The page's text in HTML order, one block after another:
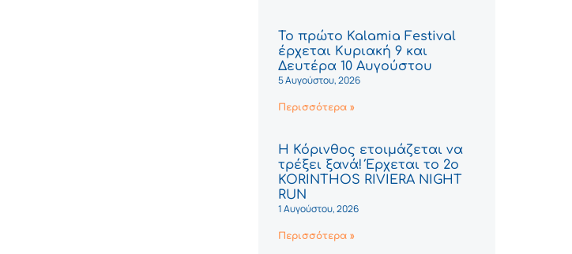
Το πρώτο Kalamia Festival
έρχεται Κυριακή 9 και
Δευτέρα 10 Αυγούστου
5 Αυγούστου, 2026
Περισσότερα »
Η Κόρινθος ετοιμάζεται να
τρέξει ξανά! Έρχεται το 2ο
KORINTHOS RIVIERA NIGHT
RUN
1 Αυγούστου, 2026
Περισσότερα »